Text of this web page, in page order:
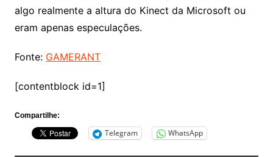
algo realmente a altura do Kinect da Microsoft ou
eram apenas especulações.
Fonte: GAMERANT
[contentblock id=1]
Compartilhe:
Telegram WhatsApp